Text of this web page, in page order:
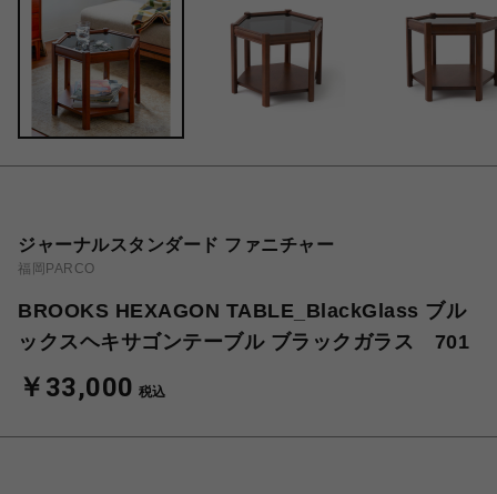
ジャーナルスタンダード ファニチャー
福岡PARCO
BROOKS HEXAGON TABLE_BlackGlass ブル
ックスヘキサゴンテーブル ブラックガラス 701
￥33,000 税込